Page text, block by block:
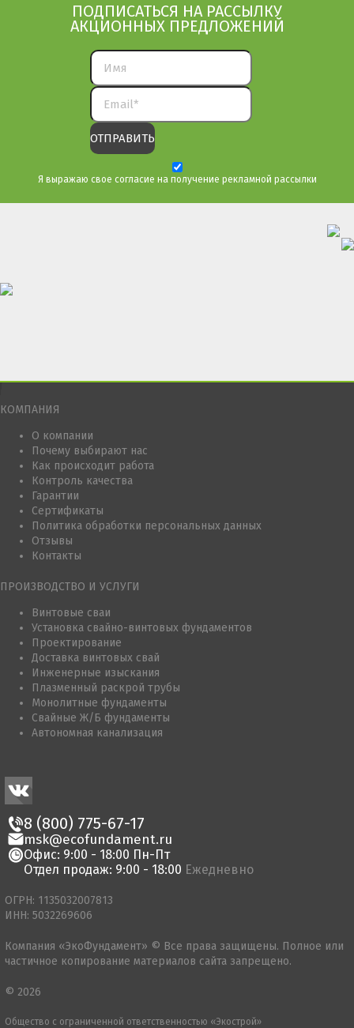
ПОДПИСАТЬСЯ НА РАССЫЛКУ
АКЦИОННЫХ ПРЕДЛОЖЕНИЙ
Я выражаю свое согласие на получение рекламной рассылки
КОМПАНИЯ
О компании
Почему выбирают нас
Как происходит работа
Контроль качества
Гарантии
Сертификаты
Политика обработки персональных данных
Отзывы
Контакты
ПРОИЗВОДСТВО И УСЛУГИ
Винтовые сваи
Установка свайно-винтовых фундаментов
Проектирование
Доставка винтовых свай
Инженерные изыскания
Плазменный раскрой трубы
Монолитные фундаменты
Свайные Ж/Б фундаменты
Автономная канализация
8 (800) 775-67-17
msk@ecofundament.ru
Офис: 9:00 - 18:00 Пн-Пт
Отдел продаж: 9:00 - 18:00 Ежедневно
Общество с ограниченной ответственностью «Экострой»
ОГРН: 1135032007813
ИНН: 5032269606
Компания «ЭкоФундамент» © Все права защищены. Полное или
частичное копирование материалов сайта запрещено.
© 2026